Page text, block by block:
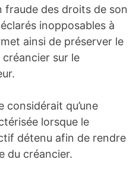
fraude des droits de son
inopposables à
ainsi de préserver le
sur le
considérait qu’une
lorsque le
détenu afin de rendre
du créancier.